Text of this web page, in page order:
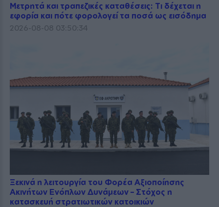
Μετρητά και τραπεζικές καταθέσεις: Τι δέχεται η
εφορία και πότε φορολογεί τα ποσά ως εισόδημα
2026-08-08 03:50:34
Ξεκινά η λειτουργία του Φορέα Αξιοποίησης
Ακινήτων Ενόπλων Δυνάμεων – Στόχος η
κατασκευή στρατιωτικών κατοικιών